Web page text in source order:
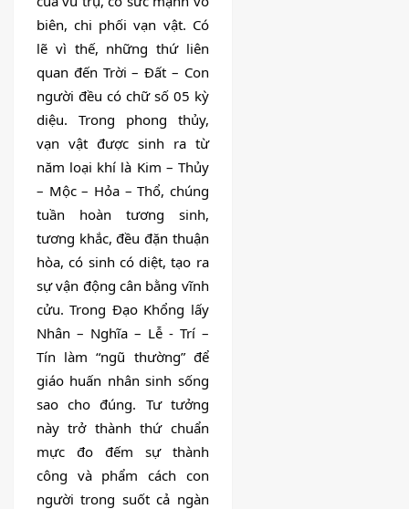
biên, chi phối vạn vật. Có
lẽ vì thế, những thứ liên
quan đến Trời – Đất – Con
người đều có chữ số 05 kỳ
diệu. Trong phong thủy,
vạn vật được sinh ra từ
năm loại khí là Kim – Thủy
– Mộc – Hỏa – Thổ, chúng
tuần hoàn tương sinh,
tương khắc, đều đặn thuận
hòa, có sinh có diệt, tạo ra
sự vận động cân bằng vĩnh
cửu. Trong Đạo Khổng lấy
Nhân – Nghĩa – Lễ - Trí –
Tín làm “ngũ thường” để
giáo huấn nhân sinh sống
sao cho đúng. Tư tưởng
này trở thành thứ chuẩn
mực đo đếm sự thành
công và phẩm cách con
người trong suốt cả ngàn